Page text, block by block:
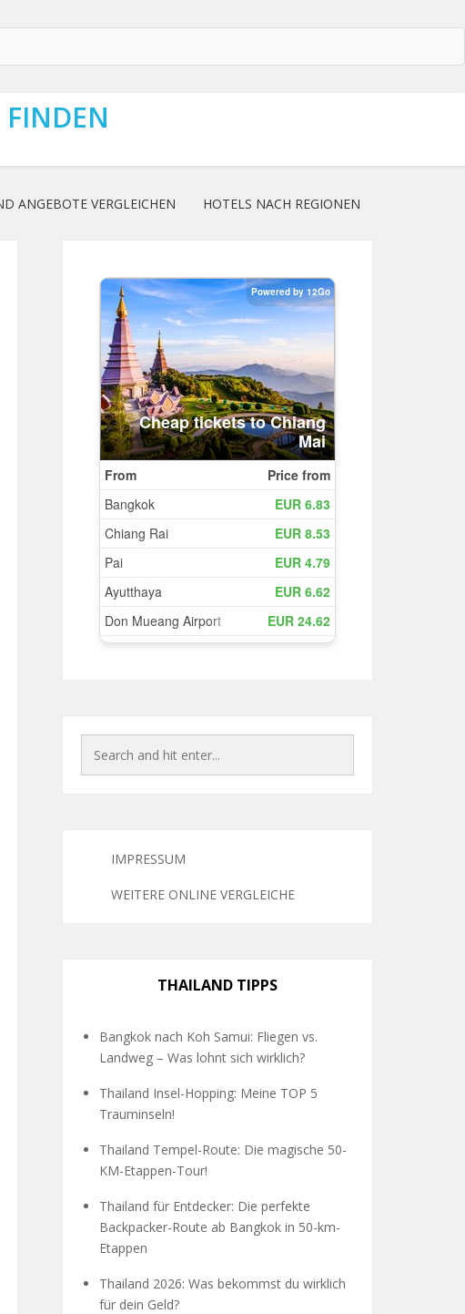
ANGEBOTE VERGLEICHEN HOTELS NACH REGIONEN
IMPRESSUM
WEITERE ONLINE VERGLEICHE
THAILAND TIPPS
Bangkok nach Koh Samui: Fliegen vs.
Landweg – Was lohnt sich wirklich?
Thailand Insel-Hopping: Meine TOP 5
Trauminseln!
Thailand Tempel-Route: Die magische 50-
KM-Etappen-Tour!
Thailand für Entdecker: Die perfekte
Backpacker-Route ab Bangkok in 50-km-
Etappen
Thailand 2026: Was bekommst du wirklich
für dein Geld?